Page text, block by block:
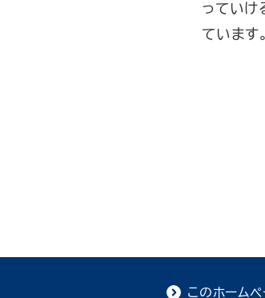
っていけ
ています。
このホーム